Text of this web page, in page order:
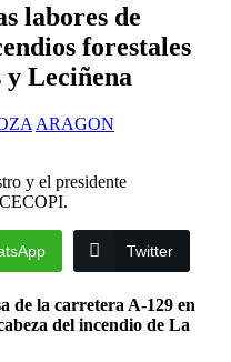
labores de
forestales
Leciñena
ARAGON
y el presidente
Twitter
de la carretera A-129 en
del incendio de La